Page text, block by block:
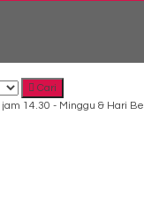
Cari
14.30 - Minggu & Hari